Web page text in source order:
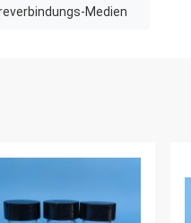
Medien